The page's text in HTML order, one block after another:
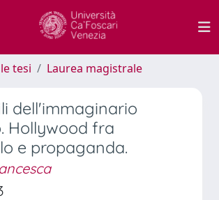
tesi Laurea magistrale
dell'immaginario
Hollywood fra
e propaganda.